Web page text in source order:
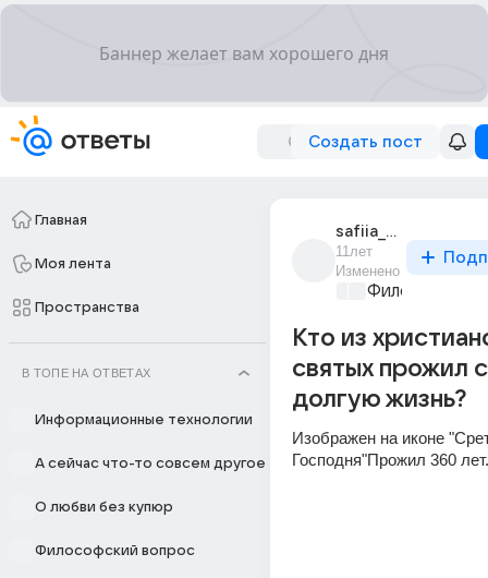
Создать пост
Главная
Моя лента
Пространства
В ТОПЕ НА ОТВЕТАХ
Информационные технологии
А сейчас что-то совсем другое
О любви без купюр
Философский вопрос
safiia_82
11лет
Изменено
Философский
Кто из
святых прожил
долгую жизнь?
Изображен на иконе
Господня"Прожил 360 лет.